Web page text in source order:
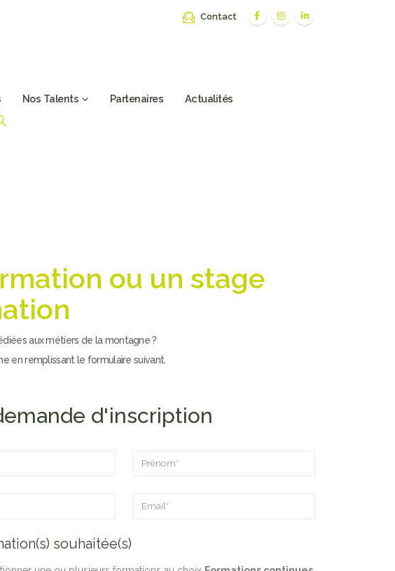
Contact
Nos Talents Partenaires Actualités
ou un stage
aux métiers de la montagne ?
en remplissant le formulaire suivant.
d'inscription
souhaitée(s)